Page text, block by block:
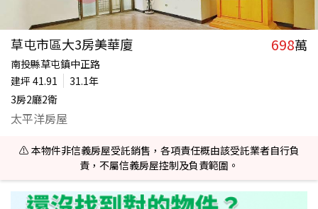
草屯市區大3房美華廈 698萬
南投縣草屯鎮中正路
建坪 41.91
31.1年
3房2廳2衛
太平洋房屋
⚠️ 本物件非信義房屋受託銷售，各項責任概由該受託業者自行負
責，不屬信義房屋控制及負責範圍。